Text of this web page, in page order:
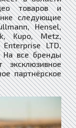
товаров и
следующие
Hensel,
Kupo, Metz,
Enterprise LTD,
На все бренды
партнёрское